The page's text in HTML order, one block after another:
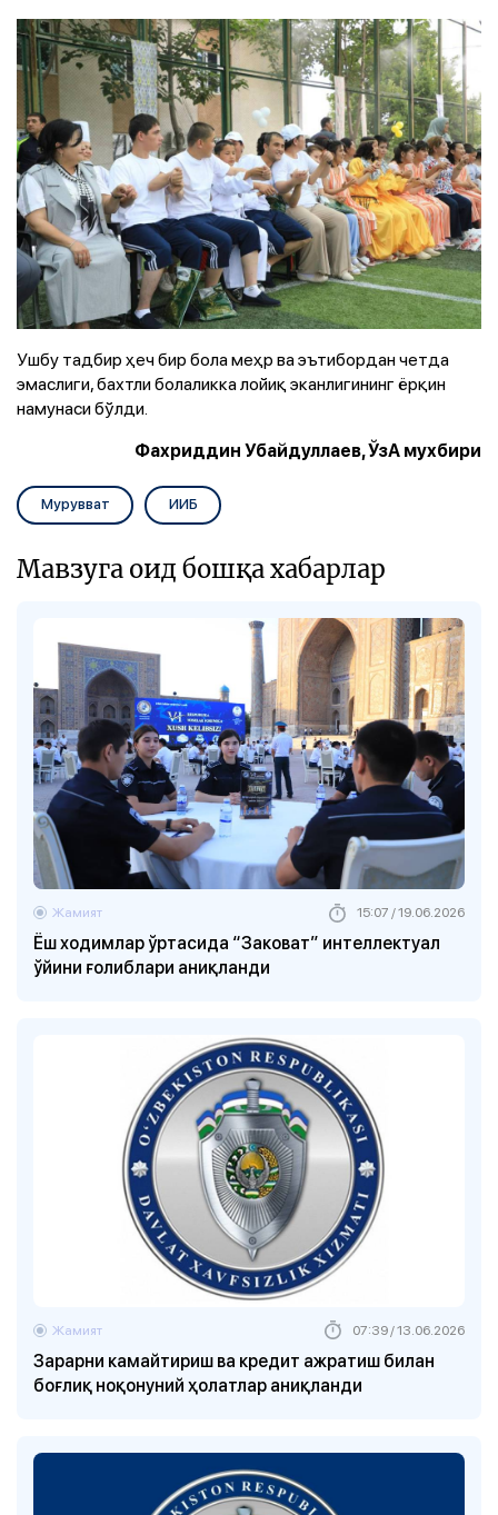
Ушбу тадбир ҳеч бир бола меҳр ва эътибордан четда
эмаслиги, бахтли болаликка лойиқ эканлигининг ёрқин
намунаси бўлди.
Фахриддин Убайдуллаев, ЎзА мухбири
Мурувват ИИБ
Мавзуга оид бошқа хабарлар
Ёш ходимлар ўртасида “Заковат” интеллектуал
ўйини ғолиблари аниқланди
Жамият 15:07 / 19.06.2026
Зарарни камайтириш ва кредит ажратиш билан
боғлиқ ноқонуний ҳолатлар аниқланди
Жамият 07:39 / 13.06.2026